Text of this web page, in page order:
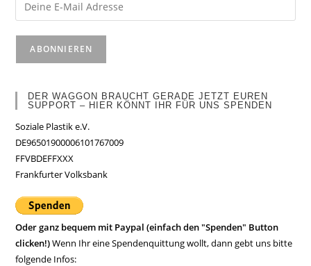
DER WAGGON BRAUCHT GERADE JETZT EUREN
SUPPORT – HIER KÖNNT IHR FÜR UNS SPENDEN
Soziale Plastik e.V.
DE96501900006101767009
FFVBDEFFXXX
Frankfurter Volksbank
Oder ganz bequem mit Paypal (einfach den "Spenden" Button
clicken!)Wenn Ihr eine Spendenquittung wollt, dann gebt uns bitte
folgende Infos: